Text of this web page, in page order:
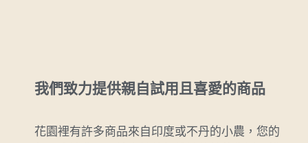
我們致力提供親自試用且喜愛的商品
花園裡有許多商品來自印度或不丹的小農，您的